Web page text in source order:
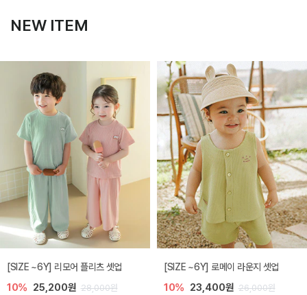
NEW ITEM
[SIZE ~6Y] 리모어 플리츠 셋업
10% 25,200원 28,000원
[SIZE ~6Y] 로메이 라운지 셋업
10% 23,400원 26,000원